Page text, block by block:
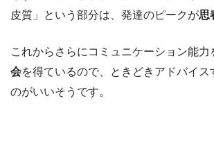
皮質」という部分は、発達のピークが思
これからさらにコミュニケーション能力
会を得ているので、ときどきアドバイス
のがいいそうです。